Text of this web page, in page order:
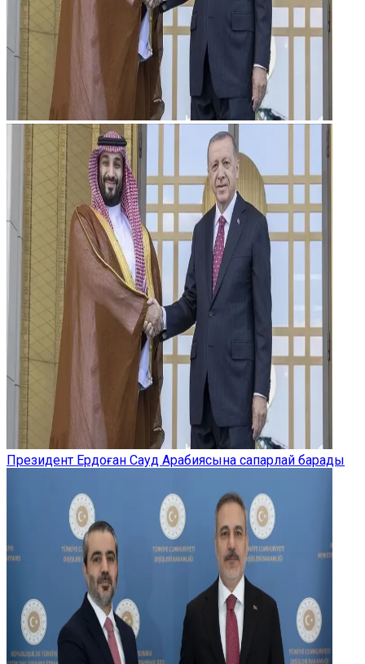
Президент Ердоған Сауд Арабиясына сапарлай барады